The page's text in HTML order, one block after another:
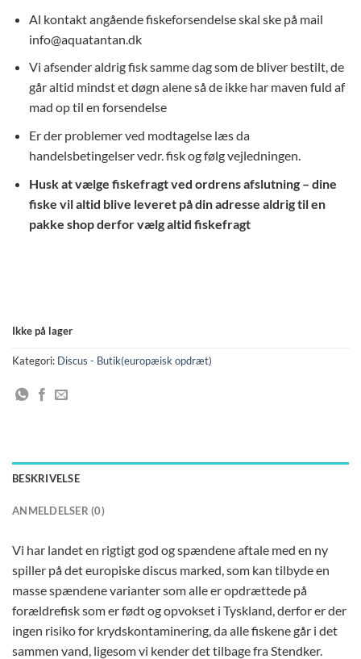
Al kontakt angående fiskeforsendelse skal ske på mail
info@aquatantan.dk
Vi afsender aldrig fisk samme dag som de bliver bestilt, de
går altid mindst et døgn alene så de ikke har maven fuld af
mad op til en forsendelse
Er der problemer ved modtagelse læs da
handelsbetingelser vedr. fisk og følg vejledningen.
Husk at vælge fiskefragt ved ordrens afslutning – dine
fiske vil altid blive leveret på din adresse aldrig til en
pakke shop derfor vælg altid fiskefragt
Ikke på lager
Kategori: Discus - Butik(europæisk opdræt)
BESKRIVELSE
ANMELDELSER (0)
Vi har landet en rigtigt god og spændene aftale med en ny
spiller på det europiske discus marked, som kan tilbyde en
masse spændene varianter som alle er opdrættede på
forældrefisk som er født og opvokset i Tyskland, derfor er der
ingen risiko for krydskontaminering, da alle fiskene går i det
sammen vand, ligesom vi kender det tilbage fra Stendker.